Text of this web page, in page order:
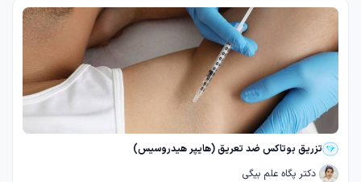
تزریق بوتاکس ضد تعریق (هایپر هیدروسیس)
دکتر پگاه علم بیگی